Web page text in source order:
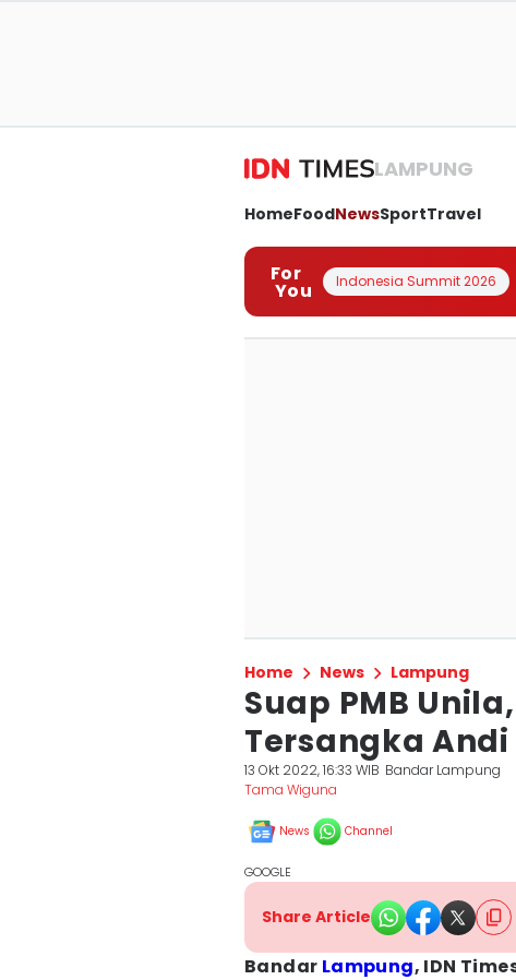
LAMPUNG
HomeFoodNewsSportTravel
For
You Indonesia Summit 2026
Home News Lampung
Suap PMB
Tersangka
13 Okt 2022, 16:33 WIB Bandar Lampung
Tama Wiguna
News Channel
GOOGLE
Share Article
Bandar Lampung, IDN